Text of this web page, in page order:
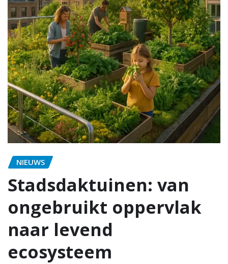
NIEUWS
Stadsdaktuinen: van
ongebruikt oppervlak
naar levend
ecosysteem